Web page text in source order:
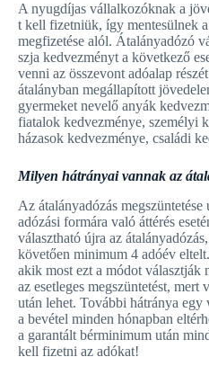
A nyugdíjas vállalkozóknak a
t kell fizetniük, így mentesülnek
megfizetése alól. Átalányadózó
szja kedvezményt a következő
venni az összevont adóalap
átalányban megállapított
gyermeket nevelő anyák
fiatalok kedvezménye, személyi
házasok kedvezménye, családi
Milyen hátrányai vannak az
Az átalányadózás
adózási formára való áttérés
választható újra az
követően minimum 4 adóév
akik most ezt a módot választják
az esetleges megszüntetést, mert
után lehet. További hátránya egy
a bevétel minden hónapban
a garantált bérminimum után
kell fizetni az adókat!